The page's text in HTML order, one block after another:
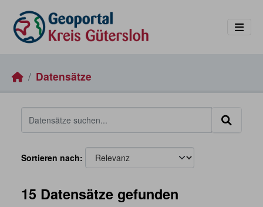
Datensätze
Sortieren nach
15 Datensätze gefunden